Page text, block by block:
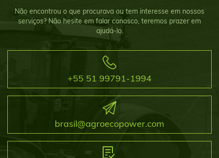
Não encontrou o que procurava ou tem interesse em nossos
serviços? Não hesite em falar conosco, teremos prazer em
ajudá-lo.
+55 51 99791-1994
brasil@agroecopower.com